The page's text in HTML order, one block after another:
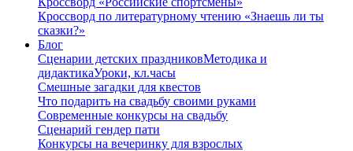
Кроссворд по литературному чтению «Знаешь ли ты
сказки?»
Блог
Сценарии детских праздниковМетодика и
дидактикаУроки, кл.часы
Смешные загадки для квестов
Что подарить на свадьбу своими руками
Современные конкурсы на свадьбу
Сценарий гендер пати
Конкурсы на вечеринку для взрослых